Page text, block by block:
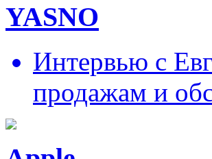
YASNO
Интервью с
продажам и